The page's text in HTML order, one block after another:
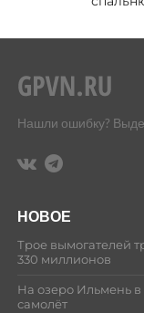
Нашли ошибку?
НОВОЕ
Трое вымогателей
330 миллионов
На озеро Ильмень в
самолёт